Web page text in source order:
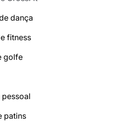
dança
fitness
golfe
patins